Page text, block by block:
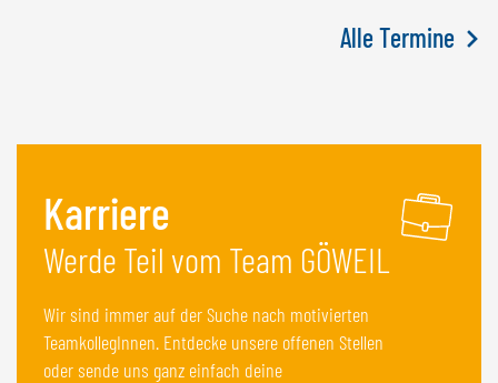
Alle Termine
Karriere
Werde Teil vom Team GÖWEIL
Wir sind immer auf der Suche nach motivierten
TeamkollegInnen. Entdecke unsere offenen Stellen
oder sende uns ganz einfach deine